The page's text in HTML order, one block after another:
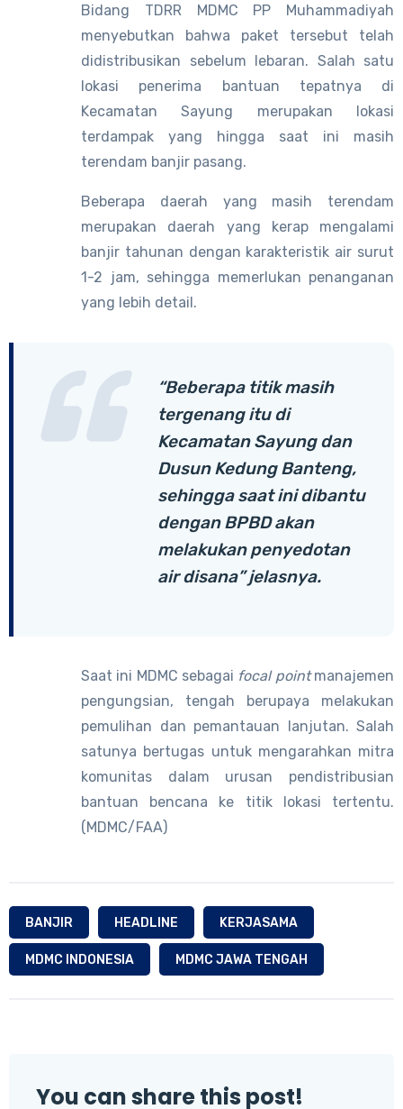
Bidang TDRR MDMC PP Muhammadiyah
menyebutkan bahwa paket tersebut telah
didistribusikan sebelum lebaran. Salah satu
lokasi penerima bantuan tepatnya di
Kecamatan Sayung merupakan lokasi
terdampak yang hingga saat ini masih
terendam banjir pasang.
Beberapa daerah yang masih terendam
merupakan daerah yang kerap mengalami
banjir tahunan dengan karakteristik air surut
1-2 jam, sehingga memerlukan penanganan
yang lebih detail.
“Beberapa titik masih
tergenang itu di
Kecamatan Sayung dan
Dusun Kedung Banteng,
sehingga saat ini dibantu
dengan BPBD akan
melakukan penyedotan
air disana” jelasnya.
Saat ini MDMC sebagai focal pointmanajemen
pengungsian, tengah berupaya melakukan
pemulihan dan pemantauan lanjutan. Salah
satunya bertugas untuk mengarahkan mitra
komunitas dalam urusan pendistribusian
bantuan bencana ke titik lokasi tertentu.
(MDMC/FAA)
BANJIR HEADLINE KERJASAMA
MDMC INDONESIA MDMC JAWA TENGAH
You can share this post!